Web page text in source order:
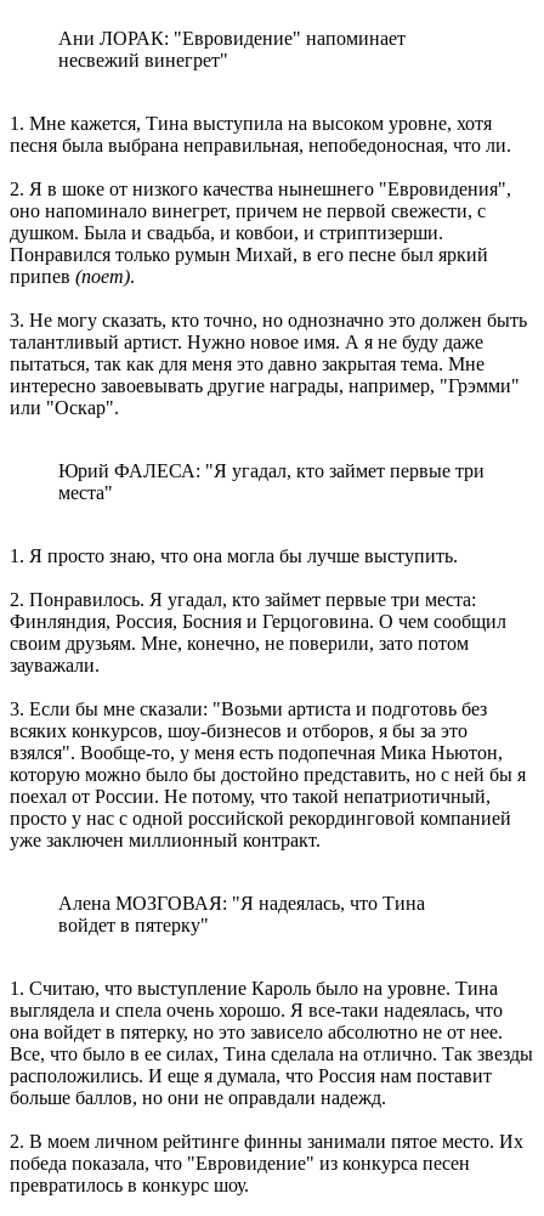
Ани ЛОРАК: "Евровидение" напоминает
несвежий винегрет"
1. Мне кажется, Тина выступила на высоком уровне, хотя
песня была выбрана неправильная, непобедоносная, что ли.
2. Я в шоке от низкого качества нынешнего "Евровидения",
оно напоминало винегрет, причем не первой свежести, с
душком. Была и свадьба, и ковбои, и стриптизерши.
Понравился только румын Михай, в его песне был яркий
припев (поет).
3. Не могу сказать, кто точно, но однозначно это должен быть
талантливый артист. Нужно новое имя. А я не буду даже
пытаться, так как для меня это давно закрытая тема. Мне
интересно завоевывать другие награды, например, "Грэмми"
или "Оскар".
Юрий ФАЛЕСА: "Я угадал, кто займет первые три
места"
1. Я просто знаю, что она могла бы лучше выступить.
2. Понравилось. Я угадал, кто займет первые три места:
Финляндия, Россия, Босния и Герцоговина. О чем сообщил
своим друзьям. Мне, конечно, не поверили, зато потом
зауважали.
3. Если бы мне сказали: "Возьми артиста и подготовь без
всяких конкурсов, шоу-бизнесов и отборов, я бы за это
взялся". Вообще-то, у меня есть подопечная Мика Ньютон,
которую можно было бы достойно представить, но с ней бы я
поехал от России. Не потому, что такой непатриотичный,
просто у нас с одной российской рекординговой компанией
уже заключен миллионный контракт.
Алена МОЗГОВАЯ: "Я надеялась, что Тина
войдет в пятерку"
1. Считаю, что выступление Кароль было на уровне. Тина
выглядела и спела очень хорошо. Я все-таки надеялась, что
она войдет в пятерку, но это зависело абсолютно не от нее.
Все, что было в ее силах, Тина сделала на отлично. Так звезды
расположились. И еще я думала, что Россия нам поставит
больше баллов, но они не оправдали надежд.
2. В моем личном рейтинге финны занимали пятое место. Их
победа показала, что "Евровидение" из конкурса песен
превратилось в конкурс шоу.